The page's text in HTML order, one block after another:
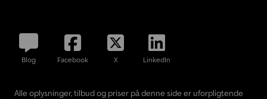
Blog Facebook X LinkedIn
Alle oplysninger, tilbud og priser på denne side er uforpligtende